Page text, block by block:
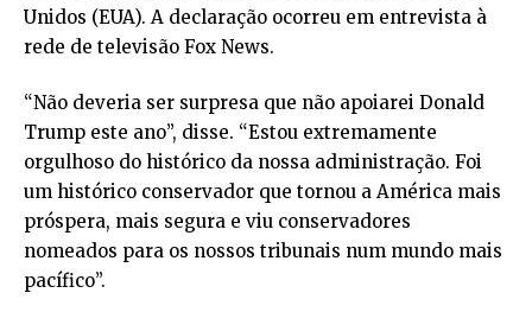
Unidos (EUA). A declaração ocorreu em entrevista à
rede de televisão Fox News.
“Não deveria ser surpresa que não apoiarei Donald
Trump este ano”, disse. “Estou extremamente
orgulhoso do histórico da nossa administração. Foi
um histórico conservador que tornou a América mais
próspera, mais segura e viu conservadores
nomeados para os nossos tribunais num mundo mais
pacífico”.